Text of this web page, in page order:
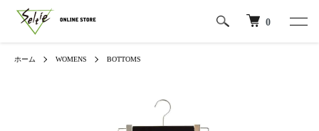
0
ホーム WOMENS BOTTOMS